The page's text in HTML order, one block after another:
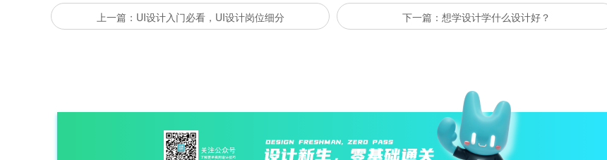
上一篇：UI设计入门必看，UI设计岗位细分 下一篇：想学设计学什么设计好？